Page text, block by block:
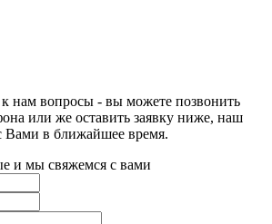
нам вопросы - вы можете позвонить
или же оставить заявку ниже, наш
Вами в ближайшее время.
и мы свяжемся с вами